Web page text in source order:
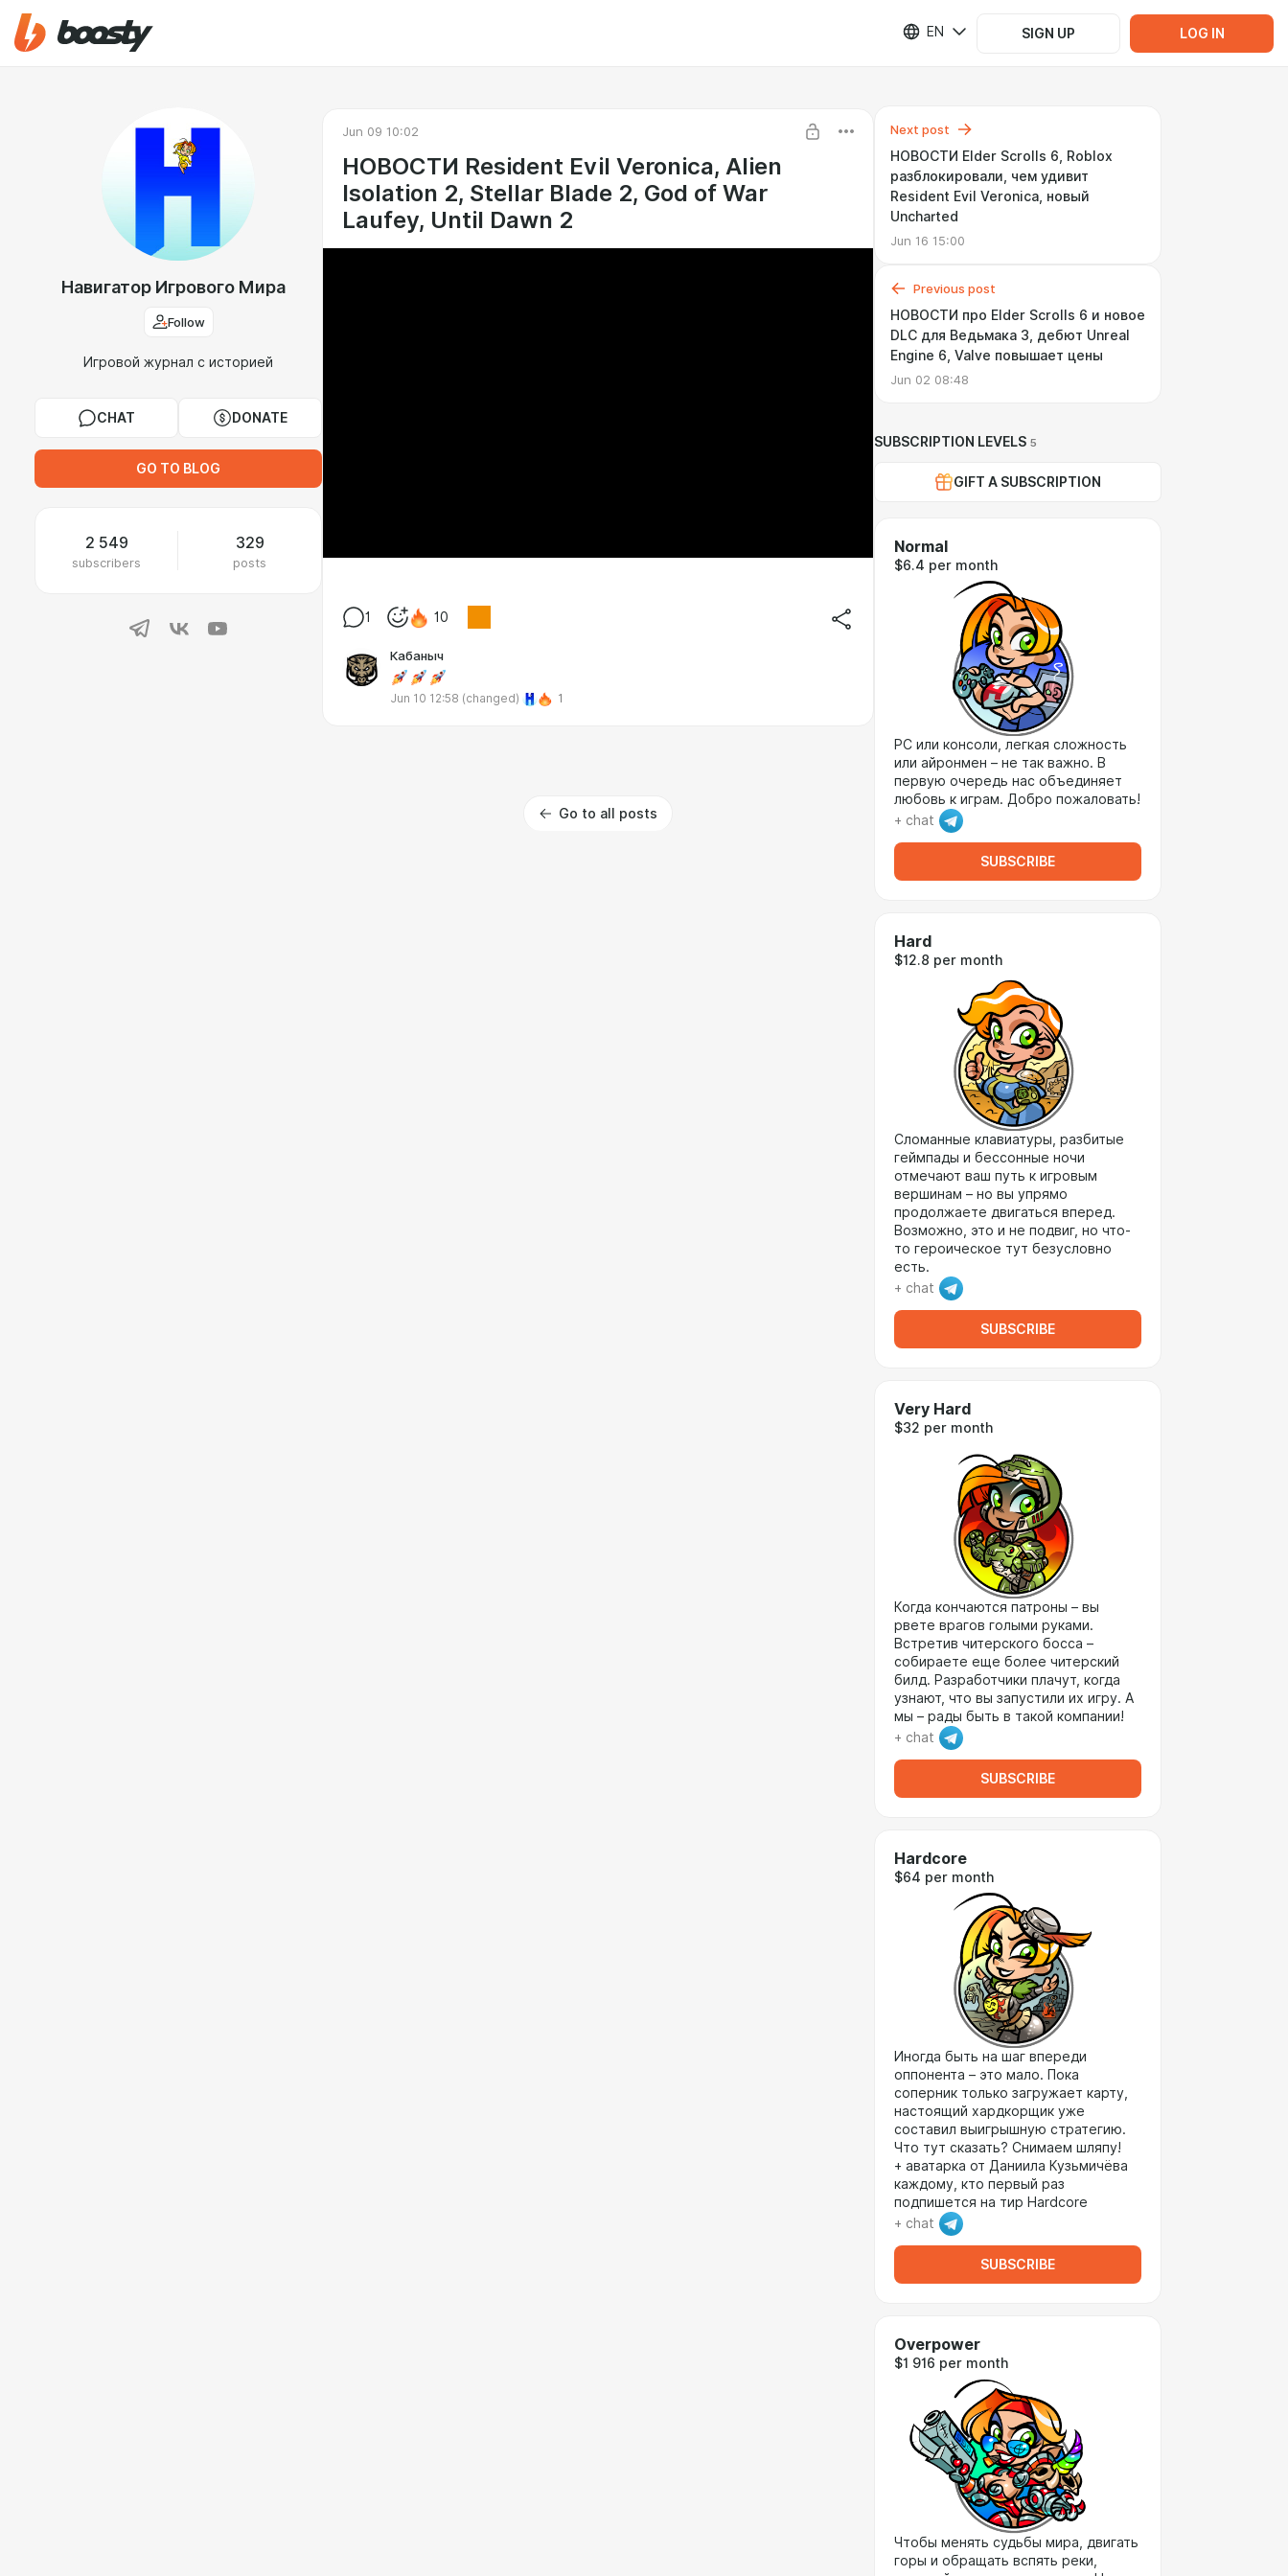
EN SIGN UP LOG IN
Навигатор Игрового Мира
Follow
Игровой журнал с историей
CHAT DONATE
GO TO BLOG
2 549
subscribers
329
posts
Jun 09 10:02
НОВОСТИ Resident Evil Veronica, Alien
Isolation 2, Stellar Blade 2, God of War
Laufey, Until Dawn 2
1 10
Кабаныч
Jun 10 12:58 (changed) 1
Go to all posts
Next post
НОВОСТИ Elder Scrolls 6, Roblox
разблокировали, чем удивит
Resident Evil Veronica, новый
Uncharted
Jun 16 15:00
Previous post
НОВОСТИ про Elder Scrolls 6 и новое
DLC для Ведьмака 3, дебют Unreal
Engine 6, Valve повышает цены
Jun 02 08:48
SUBSCRIPTION LEVELS 5
GIFT A SUBSCRIPTION
Normal
$6.4 per month
PC или консоли, легкая сложность
или айронмен – не так важно. В
первую очередь нас объединяет
любовь к играм. Добро пожаловать!
+ chat
SUBSCRIBE
Hard
$12.8 per month
Сломанные клавиатуры, разбитые
геймпады и бессонные ночи
отмечают ваш путь к игровым
вершинам – но вы упрямо
продолжаете двигаться вперед.
Возможно, это и не подвиг, но что-
то героическое тут безусловно
есть.
+ chat
SUBSCRIBE
Very Hard
$32 per month
Когда кончаются патроны – вы
рвете врагов голыми руками.
Встретив читерского босса –
собираете еще более читерский
билд. Разработчики плачут, когда
узнают, что вы запустили их игру. А
мы – рады быть в такой компании!
+ chat
SUBSCRIBE
Hardcore
$64 per month
Иногда быть на шаг впереди
оппонента – это мало. Пока
соперник только загружает карту,
настоящий хардкорщик уже
составил выигрышную стратегию.
Что тут сказать? Снимаем шляпу!
+ аватарка от Даниила Кузьмичёва
каждому, кто первый раз
подпишется на тир Hardcore
+ chat
SUBSCRIBE
Overpower
$1 916 per month
Чтобы менять судьбы мира, двигать
горы и обращать вспять реки,